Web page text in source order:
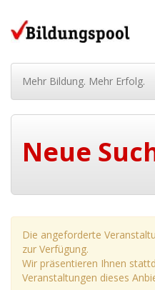
Mehr Bildung. Mehr Erfolg.
Neue
Die angeforderte
zur Verfügung.
Wir präsentieren Ihnen
Veranstaltungen dieses